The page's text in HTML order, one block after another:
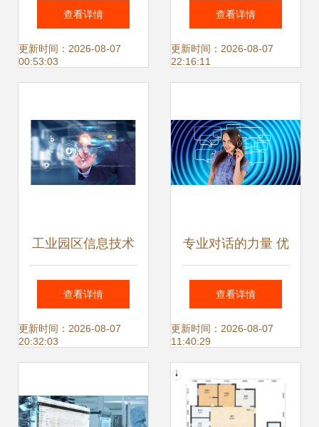
包括市场信息咨询
查看详情
更新时间：2026-08-07
00:53:03
厂‘搬入’进博会 信
息咨询服务的创新
查看详情
更新时间：2026-08-07
22:16:11
工业园区信息技术
咨询专业服务 数字
化赋能园区转型之
查看详情
更新时间：2026-08-07
20:32:03
专业对话的力量 优
化呼叫中心与信息
咨询服务的实战指
查看详情
更新时间：2026-08-07
11:40:29